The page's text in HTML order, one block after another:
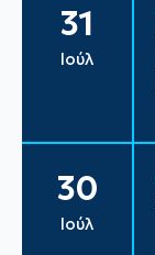
31
Ιούλ
30
Ιούλ